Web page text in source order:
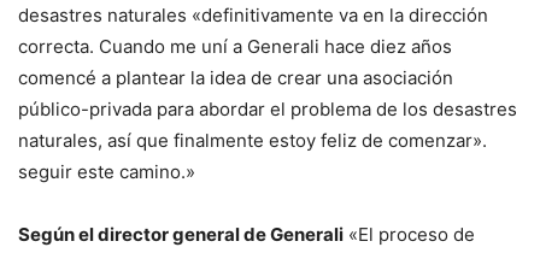
desastres naturales «definitivamente va en la dirección
correcta. Cuando me uní a Generali hace diez años
comencé a plantear la idea de crear una asociación
público-privada para abordar el problema de los desastres
naturales, así que finalmente estoy feliz de comenzar».
seguir este camino.»
Según el director general de Generali «El proceso de